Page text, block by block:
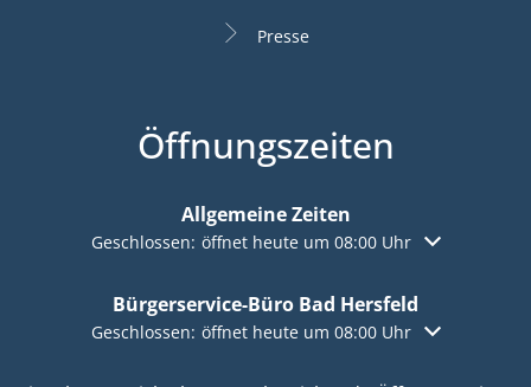
Presse
Öffnungszeiten
Allgemeine Zeiten
Klicken, um weitere Öffnungs- oder Schließzeiten
Geschlossen: öffnet heute um 08:00 Uhr
Bürgerservice-Büro Bad Hersfeld
Klicken, um weitere Öffnungs- oder Schließzeiten
Geschlossen: öffnet heute um 08:00 Uhr